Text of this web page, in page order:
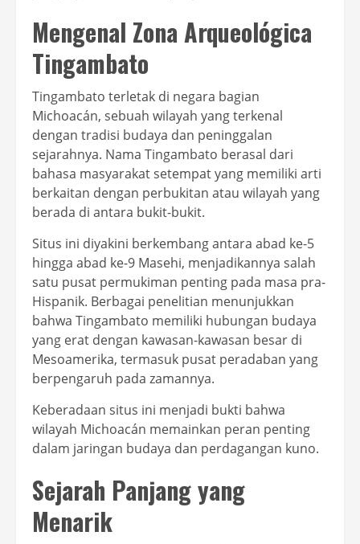
Mengenal Zona Arqueológica
Tingambato
Tingambato terletak di negara bagian
Michoacán, sebuah wilayah yang terkenal
dengan tradisi budaya dan peninggalan
sejarahnya. Nama Tingambato berasal dari
bahasa masyarakat setempat yang memiliki arti
berkaitan dengan perbukitan atau wilayah yang
berada di antara bukit-bukit.
Situs ini diyakini berkembang antara abad ke-5
hingga abad ke-9 Masehi, menjadikannya salah
satu pusat permukiman penting pada masa pra-
Hispanik. Berbagai penelitian menunjukkan
bahwa Tingambato memiliki hubungan budaya
yang erat dengan kawasan-kawasan besar di
Mesoamerika, termasuk pusat peradaban yang
berpengaruh pada zamannya.
Keberadaan situs ini menjadi bukti bahwa
wilayah Michoacán memainkan peran penting
dalam jaringan budaya dan perdagangan kuno.
Sejarah Panjang yang
Menarik